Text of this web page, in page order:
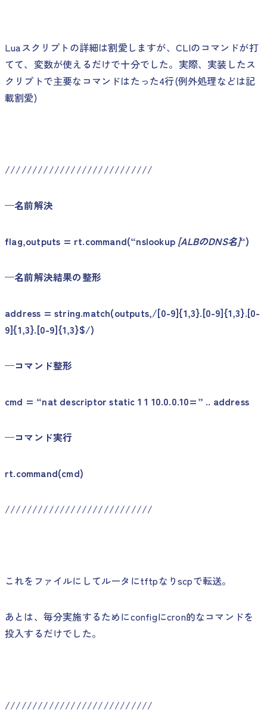
Luaスクリプトの詳細は割愛しますが、CLIのコマンドが打
てて、変数が使えるだけで十分でした。実際、実装したス
クリプトで主要なコマンドはたった4行(例外処理などは記
載割愛)
///////////////////////////
—名前解決
flag,outputs = rt.command(“nslookup [ALBのDNS名]“)
—名前解決結果の整形
address = string.match(outputs,/[0-9]{1,3}.[0-9]{1,3}.[0-
9]{1,3}.[0-9]{1,3}$/)
—コマンド整形
cmd = “nat descriptor static 1 1 10.0.0.10=” .. address
—コマンド実行
rt.command(cmd)
///////////////////////////
これをファイルにしてルータにtftpなりscpで転送。
あとは、毎分実施するためにconfigにcron的なコマンドを
投入するだけでした。
///////////////////////////